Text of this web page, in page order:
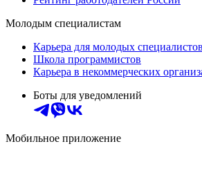
Молодым специалистам
Карьера для молодых специалистов
Школа программистов
Карьера в некоммерческих
Боты для уведомлений
Мобильное приложение